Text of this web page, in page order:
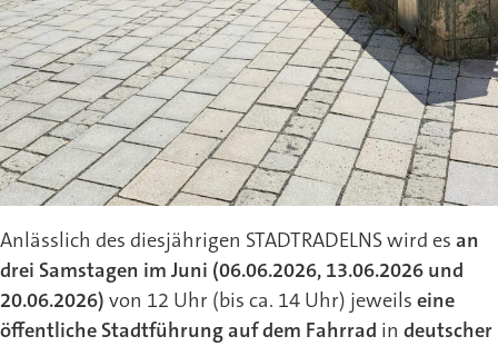
Anlässlich des diesjährigen STADTRADELNS wird es an
drei Samstagen im Juni (06.06.2026, 13.06.2026 und
20.06.2026) von 12 Uhr (bis ca. 14 Uhr) jeweils eine
öffentliche Stadtführung auf dem Fahrrad in deutscher